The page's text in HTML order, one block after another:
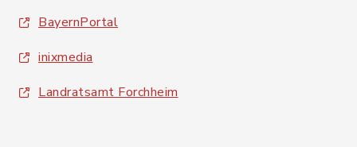
BayernPortal
inixmedia
Landratsamt Forchheim